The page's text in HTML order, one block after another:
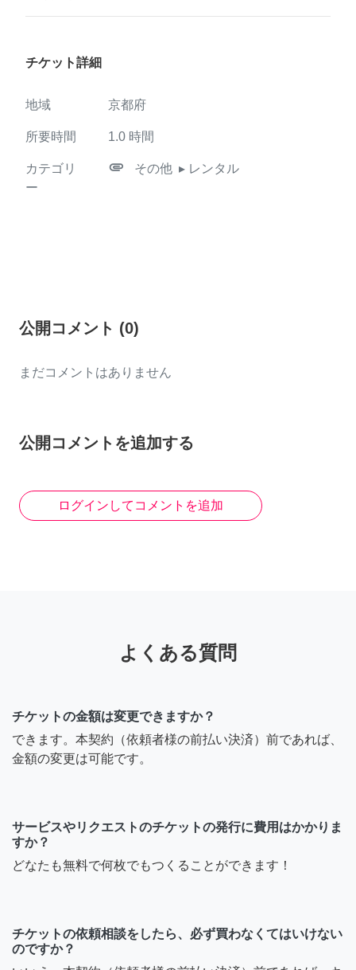
チケット詳細
地域 京都府
所要時間 1.0 時間
カテゴリ
ー
attachment その他 ▸ レンタル
公開コメント (0)
まだコメントはありません
公開コメントを追加する
ログインしてコメントを追加
よくある質問
チケットの金額は変更できますか？
できます。本契約（依頼者様の前払い決済）前であれば、
金額の変更は可能です。
サービスやリクエストのチケットの発行に費用はかかりま
すか？
どなたも無料で何枚でもつくることができます！
チケットの依頼相談をしたら、必ず買わなくてはいけない
のですか？